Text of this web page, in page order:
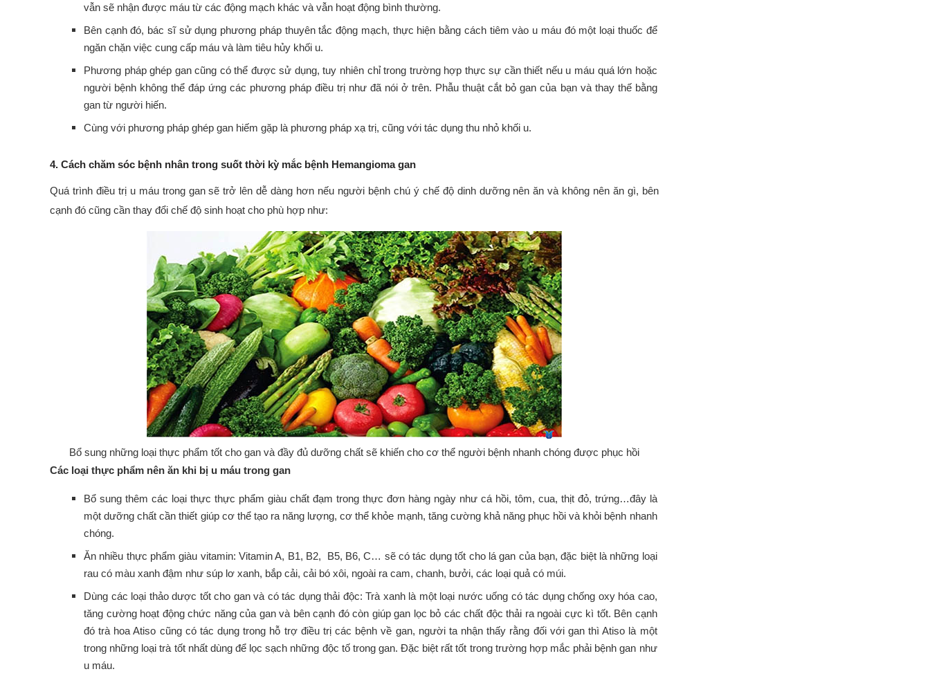
vẫn sẽ nhận được máu từ các động mạch khác và vẫn hoạt động bình thường.
Bên cạnh đó, bác sĩ sử dụng phương pháp thuyên tắc động mạch, thực hiện bằng cách tiêm vào u máu đó một loại thuốc để
ngăn chặn việc cung cấp máu và làm tiêu hủy khối u.
Phương pháp ghép gan cũng có thể được sử dụng, tuy nhiên chỉ trong trường hợp thực sự cần thiết nếu u máu quá lớn hoặc
người bệnh không thể đáp ứng các phương pháp điều trị như đã nói ở trên. Phẫu thuật cắt bỏ gan của bạn và thay thế bằng
gan từ người hiến.
Cùng với phương pháp ghép gan hiếm gặp là phương pháp xạ trị, cũng với tác dụng thu nhỏ khối u.
4. Cách chăm sóc bệnh nhân trong suốt thời kỳ mắc bệnh Hemangioma gan
Quá trình điều trị u máu trong gan sẽ trở lên dễ dàng hơn nếu người bệnh chú ý chế độ dinh dưỡng nên ăn và không nên ăn gì, bên
cạnh đó cũng cần thay đổi chế độ sinh hoạt cho phù hợp như:
Bổ sung những loại thực phẩm tốt cho gan và đầy đủ dưỡng chất sẽ khiến cho cơ thể người bệnh nhanh chóng được phục hồi
Các loại thực phẩm nên ăn khi bị u máu trong gan
Bổ sung thêm các loại thực thực phẩm giàu chất đạm trong thực đơn hàng ngày như cá hồi, tôm, cua, thịt đỏ, trứng…đây là
một dưỡng chất cần thiết giúp cơ thể tạo ra năng lượng, cơ thể khỏe mạnh, tăng cường khả năng phục hồi và khỏi bệnh nhanh
chóng.
Ăn nhiều thực phẩm giàu vitamin: Vitamin A, B1, B2, B5, B6, C… sẽ có tác dụng tốt cho lá gan của bạn, đặc biệt là những loại
rau có màu xanh đậm như súp lơ xanh, bắp cải, cải bó xôi, ngoài ra cam, chanh, bưởi, các loại quả có múi.
Dùng các loại thảo dược tốt cho gan và có tác dụng thải độc: Trà xanh là một loại nước uống có tác dụng chống oxy hóa cao,
tăng cường hoạt động chức năng của gan và bên cạnh đó còn giúp gan lọc bỏ các chất độc thải ra ngoài cực kì tốt. Bên cạnh
đó trà hoa Atiso cũng có tác dụng trong hỗ trợ điều trị các bệnh về gan, người ta nhận thấy rằng đối với gan thì Atiso là một
trong những loại trà tốt nhất dùng để lọc sạch những độc tố trong gan. Đặc biệt rất tốt trong trường hợp mắc phải bệnh gan như
u máu.